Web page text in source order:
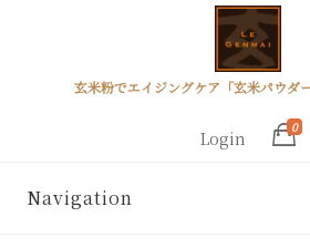
玄米粉でエイジングケア「玄米パウダ
Login
0
Navigation